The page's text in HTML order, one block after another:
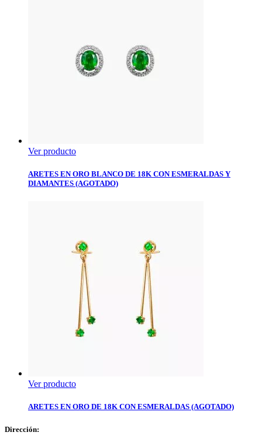
Ver producto
ARETES EN ORO BLANCO DE 18K CON ESMERALDAS Y
DIAMANTES (AGOTADO)
Ver producto
ARETES EN ORO DE 18K CON ESMERALDAS (AGOTADO)
Dirección: